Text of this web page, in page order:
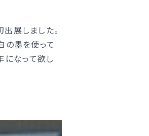
展しました。
の墨を使って
になって欲し